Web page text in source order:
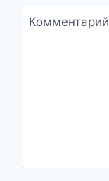
Комментарий